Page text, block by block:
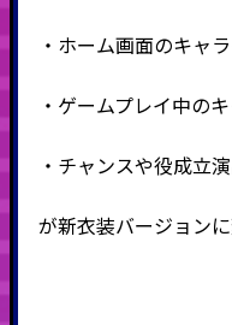
・ホーム画面のキャ
・ゲームプレイ中の
・チャンスや役成立
が新衣装バージョン